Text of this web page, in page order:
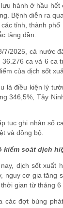
hành ở hầu
Bệnh diễn ra
tỉnh, thành
tăng dần.
7/2025, cả nước
ca và 6 ca
của dịch sốt
là điều kiện lý
346,5%, Tây
tục ghi nhận số
và đồng bộ.
kiểm soát dịch
dịch sốt xuất
nguy cơ gia tăng
gian từ tháng 6
các đợt bùng